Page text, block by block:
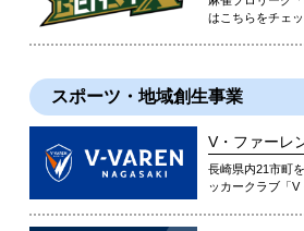
はこちらをチェッ
スポーツ・地域創生事業
V・ファーレ
長崎県内21市町
ッカークラブ「V